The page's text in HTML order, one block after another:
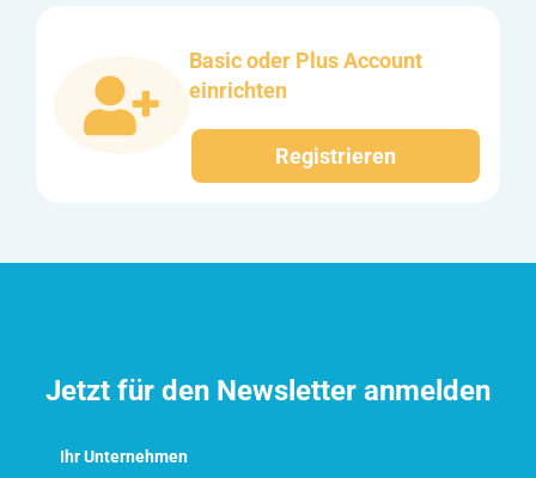
Basic oder Plus Account
einrichten
Registrieren
Jetzt für den Newsletter anmelden
Ihr Unternehmen